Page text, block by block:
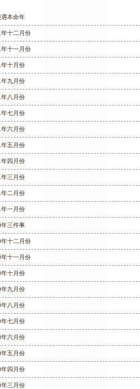
本命年
十二月份
十一月份
十月份
九月份
八月份
七月份
六月份
五月份
四月份
三月份
二月份
一月份
三件事
十二月份
十一月份
十月份
九月份
八月份
七月份
六月份
五月份
四月份
三月份